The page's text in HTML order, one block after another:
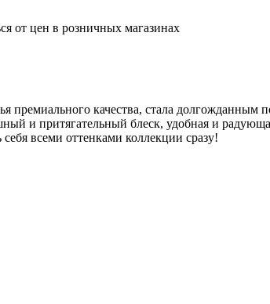
от цен в розничных магазинах
премиального качества, стала
и притягательный блеск, удобная и
всеми оттенками коллекции сразу!